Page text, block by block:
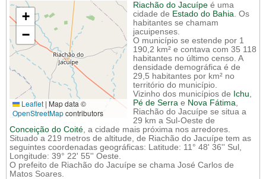
+
−
Leaflet | Map data ©
OpenStreetMapcontributors
Riachão do Jacuípe é uma
cidade de Estado do Bahia. Os
habitantes se chamam
jacuipenses.
O município se estende por 1
190,2 km² e contava com 35 118
habitantes no último censo. A
densidade demográfica é de
29,5 habitantes por km² no
território do município.
Vizinho dos municípios de Ichu,
Pé de Serra e Nova Fátima,
Riachão do Jacuípe se situa a
29 km a Sul-Oeste de
Conceição do Coité, a cidade mais próxima nos arredores.
Situado a 219 metros de altitude, de Riachão do Jacuípe tem as
seguintes coordenadas geográficas: Latitude: 11° 48' 36'' Sul,
Longitude: 39° 22' 55'' Oeste.
O prefeito de Riachão do Jacuípe se chama José Carlos de
Matos Soares.